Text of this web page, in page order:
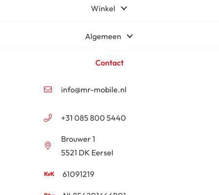
Winkel
Algemeen
Contact
info@mr-mobile.nl
+31 085 800 5440
Brouwer 1
5521 DK Eersel
61091219